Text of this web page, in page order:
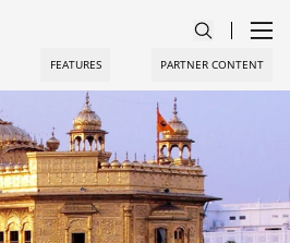
FEATURES PARTNER CONTENT